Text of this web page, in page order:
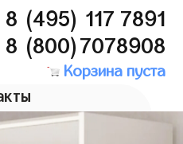
8 (495) 117 7891
8 (800)7078908
Корзина пуста